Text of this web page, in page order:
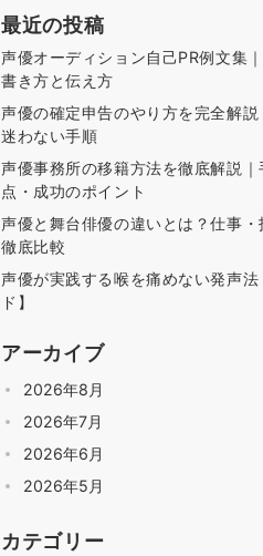
最近の投稿
声優オーディション自己PR例文集
書き方と伝え方
声優の確定申告のやり方を完全解説
迷わない手順
声優事務所の移籍方法を徹底解説｜
点・成功のポイント
声優と舞台俳優の違いとは？仕事・
徹底比較
声優が実践する喉を痛めない発声法
ド】
アーカイブ
2026年8月
2026年7月
2026年6月
2026年5月
カテゴリー